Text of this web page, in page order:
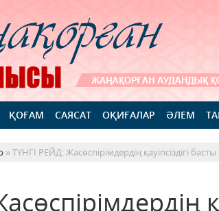
ҚОҒАМ САЯСАТ ОҚИҒАЛАР ӘЛЕМ
» ТҮНГІ РЕЙД: Жасөспірімдердің қауіпсіздігі